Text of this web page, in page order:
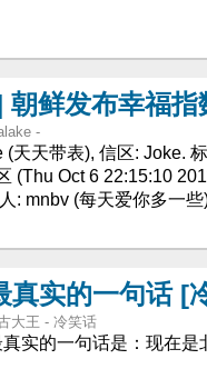
朝鲜发布幸福
-
(天天带表), 信区: Joke.
(Thu Oct 6 22:15:10
: mnbv (每天爱你多一
真实的一句话 [
大王 - 冷笑话
的一句话是：现在是